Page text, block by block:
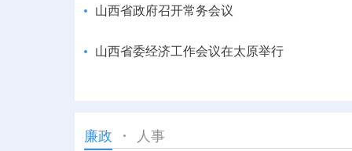
山西省政府召开常务会议
山西省委经济工作会议在太原举行
廉政 人事